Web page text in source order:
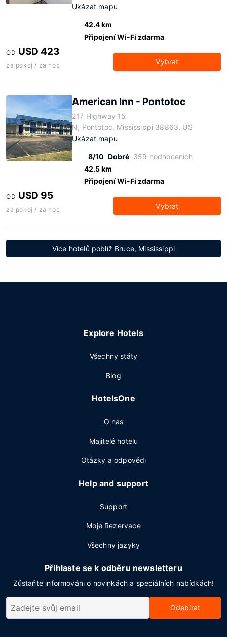
Ukázat mapu
42.4 km
Připojení Wi-Fi zdarma
OD USD 423
za pokoj / za noc Vybrat
American Inn - Pontotoc
217 Highway 15
N, Pontotoc, Mississippi 38863, US
Ukázat mapu
8/10 Dobré 359 hodnoceních
42.5 km
Připojení Wi-Fi zdarma
OD USD 95
za pokoj / za noc Vybrat
Více hotelů poblíž Bruce, Mississippi
Explore Hotels
Všechny státy
Blog
HotelsOne
O nás
Majitelé hotelu
Otázky a odpovědi
Help and support
Support
Moje Rezervace
Všechny jazyky
Přihlaste se k odběru newsletteru
Zůstaňte informováni o novinkách a speciálních nabídkách!
Odebírat